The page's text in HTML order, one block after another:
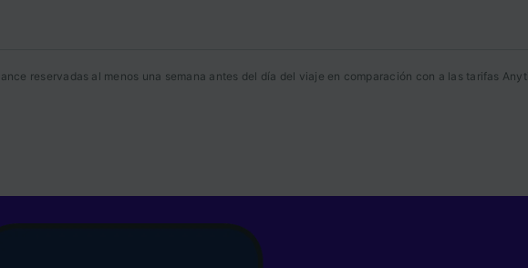
reservadas al menos una semana antes del día del viaje en comparación con a las tarifas
características del dispositivo para su identificación. Almacenar la